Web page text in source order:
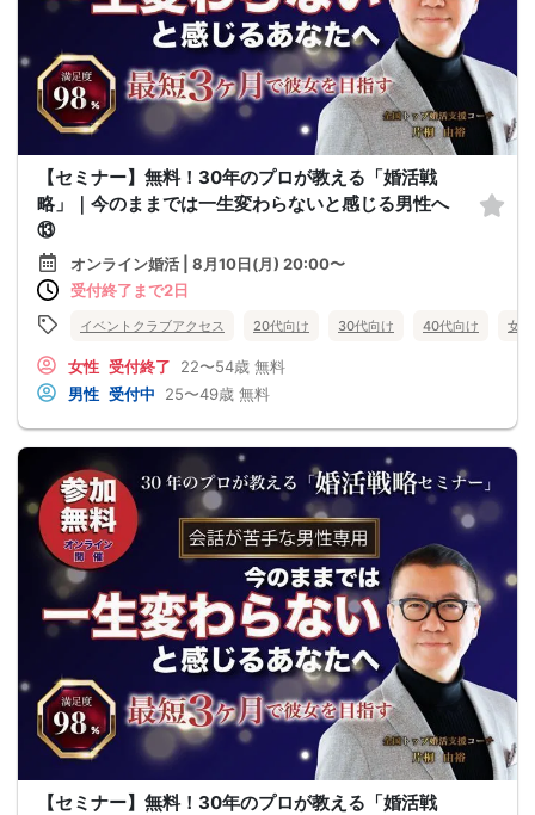
【セミナー】無料！30年のプロが教える「婚活戦
略」｜今のままでは一生変わらないと感じる男性へ
⑬
オンライン婚活 | 8月10日(月) 20:00〜
受付終了まで2日
イベントクラブアクセス 20代向け 30代向け 40代向け 女
女性 受付終了 22〜54歳 無料
男性 受付中 25〜49歳 無料
【セミナー】無料！30年のプロが教える「婚活戦